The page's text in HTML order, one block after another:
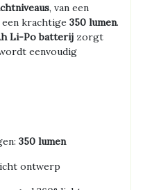
, van een
krachtige 350 lumen.
Li-Po batterij zorgt
eenvoudig
350 lumen
ontwerp